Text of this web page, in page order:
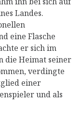
Landes.
eine Flasche
er sich im
die Heimat seiner
verdingte
einer
und als